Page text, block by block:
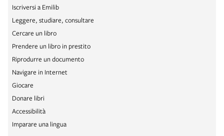
Iscriversi a Emilib
Leggere, studiare, consultare
Cercare un libro
Prendere un libro in prestito
Riprodurre un documento
Navigare in Internet
Giocare
Donare libri
Accessibilità
Imparare una lingua